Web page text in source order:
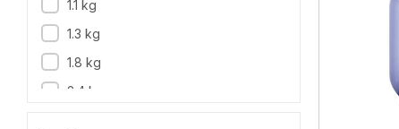
1.1 kg
1.3 kg
1.8 kg
2.4 kg